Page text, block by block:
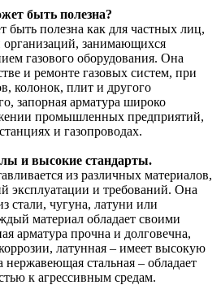
быть полезна?
быть полезна как для частных лиц,
организаций, занимающихся
газового оборудования. Она
и ремонте газовых систем, при
колонок, плит и другого
запорная арматура широко
промышленных предприятий,
и газопроводах.
и высокие стандарты.
из различных материалов,
эксплуатации и требований. Она
стали, чугуна, латуни или
материал обладает своими
арматура прочна и долговечна,
латунная – имеет высокую
нержавеющая стальная – обладает
к агрессивным средам.